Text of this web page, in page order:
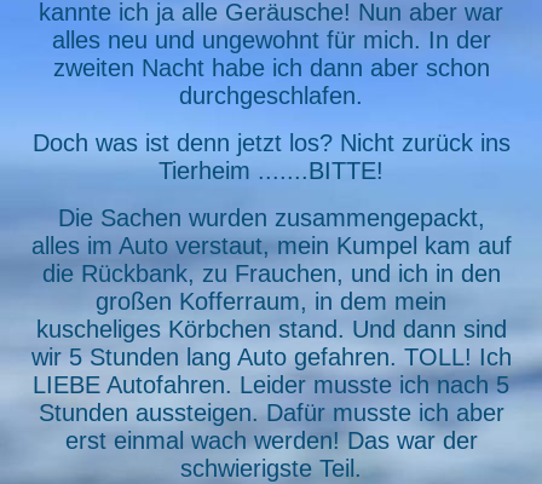
kannte ich ja alle Geräusche! Nun aber war
alles neu und ungewohnt für mich. In der
zweiten Nacht habe ich dann aber schon
durchgeschlafen.
Doch was ist denn jetzt los? Nicht zurück ins
Tierheim .......BITTE!
Die Sachen wurden zusammengepackt,
alles im Auto verstaut, mein Kumpel kam auf
die Rückbank, zu Frauchen, und ich in den
großen Kofferraum, in dem mein
kuscheliges Körbchen stand. Und dann sind
wir 5 Stunden lang Auto gefahren. TOLL! Ich
LIEBE Autofahren. Leider musste ich nach 5
Stunden aussteigen. Dafür musste ich aber
erst einmal wach werden! Das war der
schwierigste Teil.